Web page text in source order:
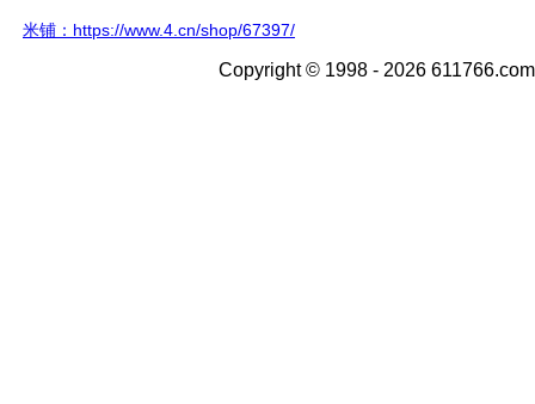
米铺：https://www.4.cn/shop/67397/
Copyright © 1998 - 2026